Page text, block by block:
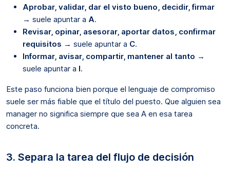
Aprobar, validar, dar el visto bueno, decidir, firmar
→ suele apuntar a A.
Revisar, opinar, asesorar, aportar datos, confirmar
requisitos → suele apuntar a C.
Informar, avisar, compartir, mantener al tanto →
suele apuntar a I.
Este paso funciona bien porque el lenguaje de compromiso
suele ser más fiable que el título del puesto. Que alguien sea
manager no significa siempre que sea A en esa tarea
concreta.
3. Separa la tarea del flujo de decisión